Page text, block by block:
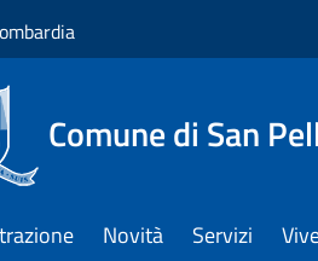
Comune di San
Novità Servizi